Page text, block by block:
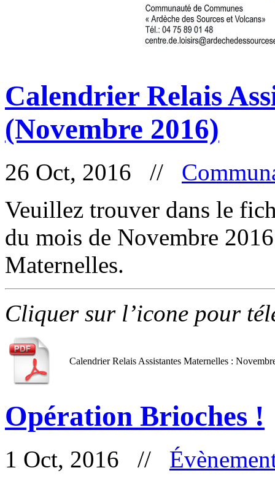
Calendrier Relais
(Novembre 2016)
26 Oct, 2016 //
Veuillez trouver dans le
du mois de Novembre
Maternelles.
Cliquer sur l’icone pour
Calendrier Relais Assistantes Maternelles :
Opération Brioches !
1 Oct, 2016 //